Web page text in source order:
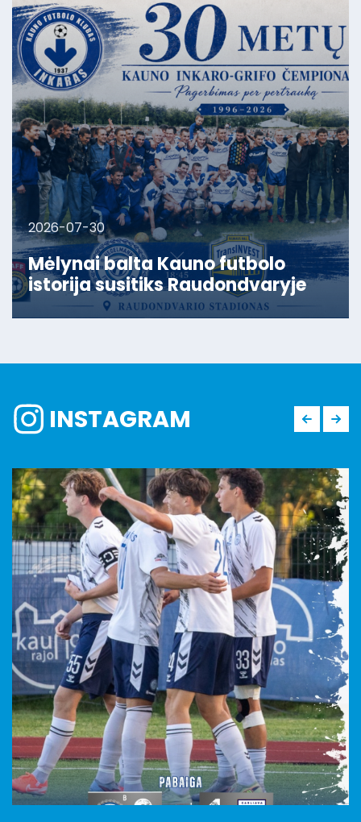
2026-07-30
Mėlynai balta Kauno futbolo
istorija susitiks Raudondvaryje
INSTAGRAM